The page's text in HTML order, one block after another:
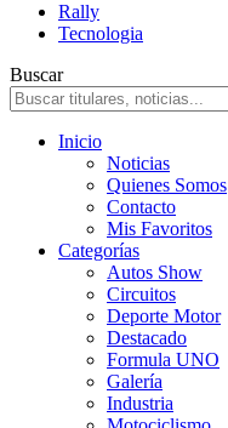
Rally
Tecnologia
Buscar
Inicio
Noticias
Quienes Somos
Contacto
Mis Favoritos
Categorías
Autos Show
Circuitos
Deporte Motor
Destacado
Formula UNO
Galería
Industria